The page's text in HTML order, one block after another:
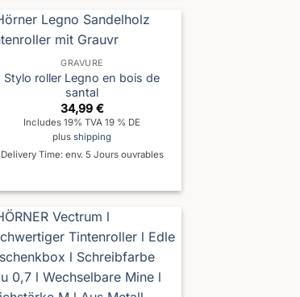
GRAVURE
Stylo roller Legno en bois de
santal
34,99 €
Includes 19% TVA 19 % DE
plusshipping
Delivery Time: env. 5 Jours ouvrables